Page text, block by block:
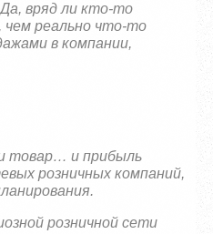
вряд ли кто-то
чем реально что-то
в компании,
товар… и прибыль
розничных компаний,
розничной сети